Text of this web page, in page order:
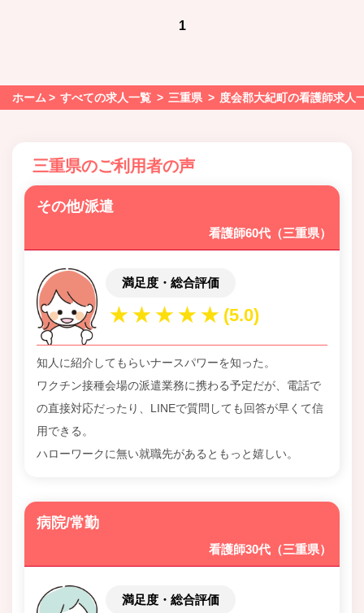
1
ホーム すべての求人一覧 三重県 度会郡大紀町の看護師求人
三重県のご利用者の声
その他/派遣
看護師60代（三重県）
満足度・総合評価
知人に紹介してもらいナースパワーを知った。
ワクチン接種会場の派遣業務に携わる予定だが、電話で
の直接対応だったり、LINEで質問しても回答が早くて信
用できる。
ハローワークに無い就職先があるともっと嬉しい。
病院/常勤
看護師30代（三重県）
満足度・総合評価